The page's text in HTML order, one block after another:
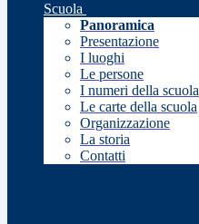
Scuola
Panoramica
Presentazione
I luoghi
Le persone
I numeri della scuola
Le carte della scuola
Organizzazione
La storia
Contatti